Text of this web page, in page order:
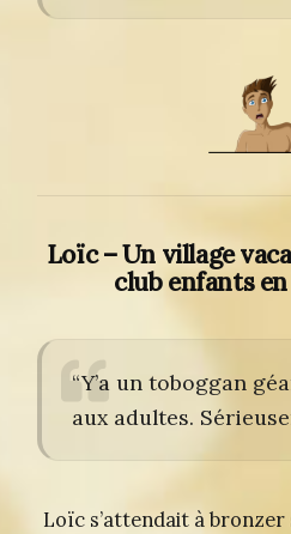
Loïc – Un village
club enfants en
“Y’a un toboggan
aux adultes.
Loïc s’attendait à